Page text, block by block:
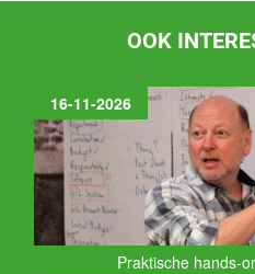
OOK
16-11-2026
Praktische hands-